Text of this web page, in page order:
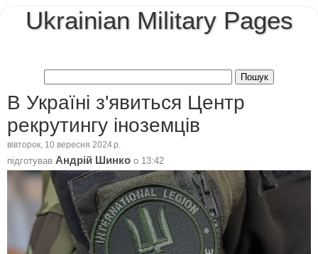
Ukrainian Military Pages
В Україні з'явиться Центр
рекрутингу іноземців
вівторок, 10 вересня 2024 р.
підготував Андрій Шинко о 13:42